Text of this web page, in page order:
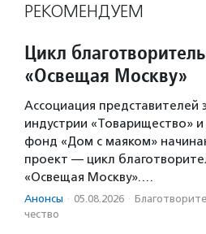
РЕКОМЕНДУЕМ
Цикл
«Освещая Москву»
Ассоциация представителей
индустрии «Товарищество»
фонд «Дом с маяком»
проект — цикл
«Освещая Москву».…
Анонсы · 05.08.2026 ·
чест­во